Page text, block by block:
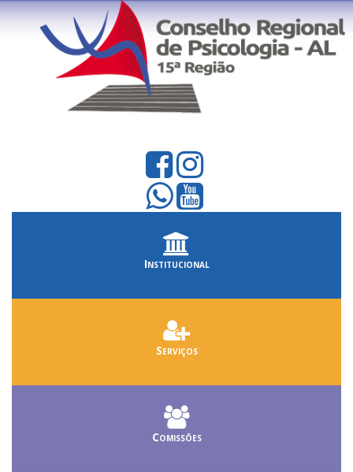
Institucional
Serviços
Comissões